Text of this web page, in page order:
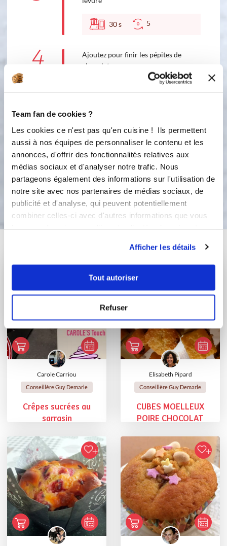
Team fan de cookies ?
Les cookies ce n'est pas qu'en cuisine ! Ils permettent
aussi à nos équipes de personnaliser le contenu et les
annonces, d'offrir des fonctionnalités relatives aux
médias sociaux et d'analyser notre trafic. Nous
partageons également des informations sur l'utilisation de
notre site avec nos partenaires de médias sociaux, de
publicité et d'analyse, qui peuvent potentiellement
combiner celles-ci avec d'autres informations que vous
Afficher les détails
Tout autoriser
Refuser
30s 5
4
Ajoutez pour finir les pépites de
chocolat.
5
pichet verseur, plus simple et rapide,
maintenant au boulot :-) Régalez-vous
(◕‿◕)
Bon appétit !
Carole Carriou
Conseillère Guy Demarle
Crêpes sucrées au
sarrasin
Elisabeth Pipard
Conseillère Guy Demarle
CUBES MOELLEUX
POIRE CHOCOLAT